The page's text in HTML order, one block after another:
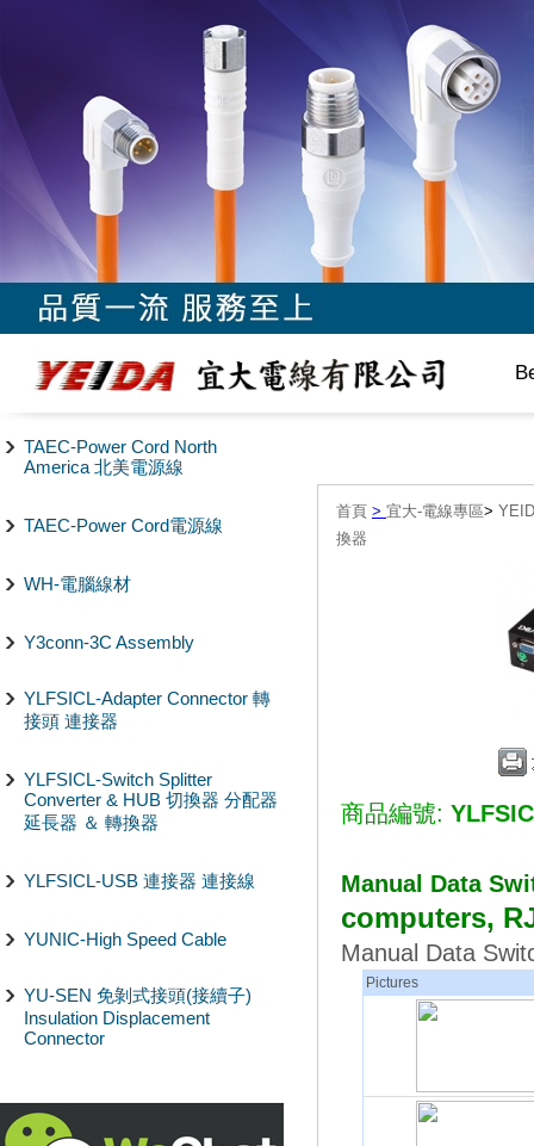
TAEC-Power Cord North
America 北美電源線
TAEC-Power Cord電源線
WH-電腦線材
Y3conn-3C Assembly
YLFSICL-Adapter Connector 轉
接頭 連接器
YLFSICL-Switch Splitter
Converter & HUB 切換器 分配器
延長器 ＆ 轉換器
YLFSICL-USB 連接器 連接線
YUNIC-High Speed Cable
YU-SEN 免剝式接頭(接續子)
Insulation Displacement
Connector
首頁 > 宜大-電線專區>
換器
商品編號:
Manual Data
computers,
Manual Data
Pictures